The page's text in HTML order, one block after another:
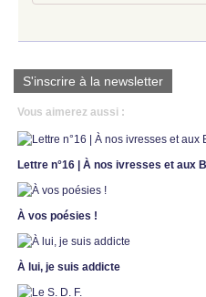
S'inscrire à la newsletter
Vous aimerez aussi :
Lettre n°16 | À nos ivresses et aux
À vos poésies !
À lui, je suis addicte